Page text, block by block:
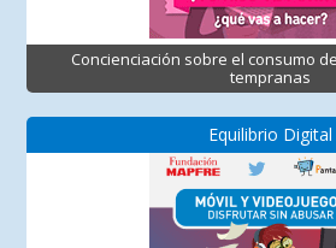
Concienciación sobre el consumo
tempranas
Equilibrio Digital